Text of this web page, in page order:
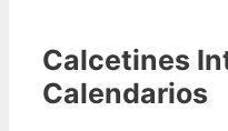
Calcetines
Calendarios